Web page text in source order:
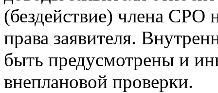
(бездействие) члена
права заявителя.
быть предусмотрены и
внеплановой проверки.